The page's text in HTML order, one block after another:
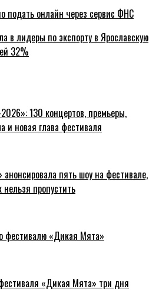
онлайн через сервис ФНС
в лидеры по экспорту в Ярославскую
32%
130 концертов, премьеры,
и новая глава фестиваля
пять шоу на фестивале,
нельзя пропустить
фестивалю «Дикая Мята»
«Дикая Мята» три дня